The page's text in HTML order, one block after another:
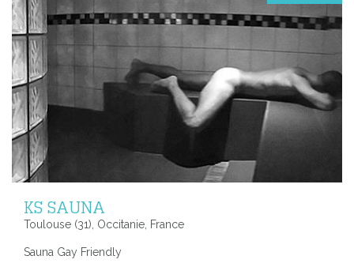
KS SAUNA
Toulouse (31), Occitanie, France
Sauna Gay Friendly